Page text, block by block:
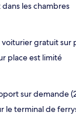
les chambres
voiturier gratuit sur
place est limité
sur demande
le terminal de